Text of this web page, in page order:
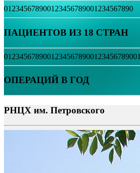
01 2345678900123456789001234567890
ПАЦИЕНТОВ ИЗ 18 СТРАН
01 23456789001 23456789001 23456789001
ОПЕРАЦИЙ В ГОД
РНЦХ им. Петровского